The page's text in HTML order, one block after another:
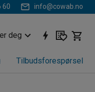
60 info@cowab.no
deg
Tilbudsforespørsel